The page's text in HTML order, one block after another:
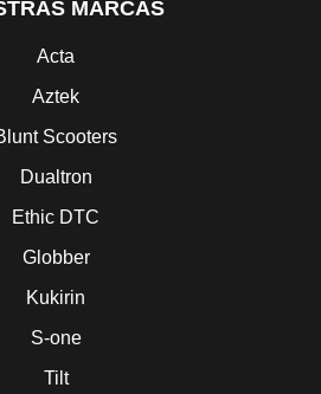
MARCAS
Acta
Aztek
Scooters
Dualtron
Ethic DTC
Globber
Kukirin
S-one
Tilt